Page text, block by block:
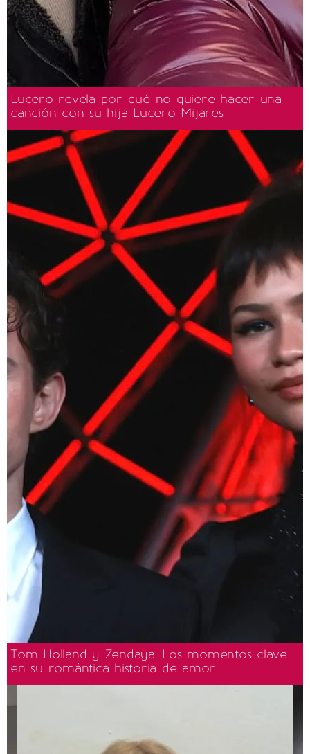
Lucero revela por qué no quiere hacer una
canción con su hija Lucero Mijares
Tom Holland y Zendaya: Los momentos clave
en su romántica historia de amor